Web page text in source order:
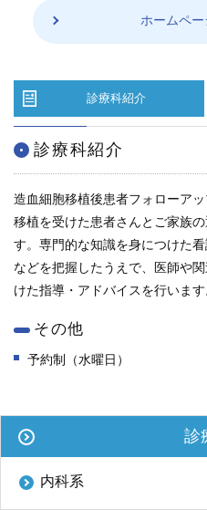
採用情報
内視鏡外科手術
最新の歯科治療
関連リンク
サイトマップ
サイトポリシー
ENGLISH
中文
ホームペ
診療科紹介
診療科紹介
造血細胞移植後患者フォローア
移植を受けた患者さんとご家族
す。専門的な知識を身につけた
などを把握したうえで、医師や
けた指導・アドバイスを行います
その他
予約制（水曜日）
診
内科系